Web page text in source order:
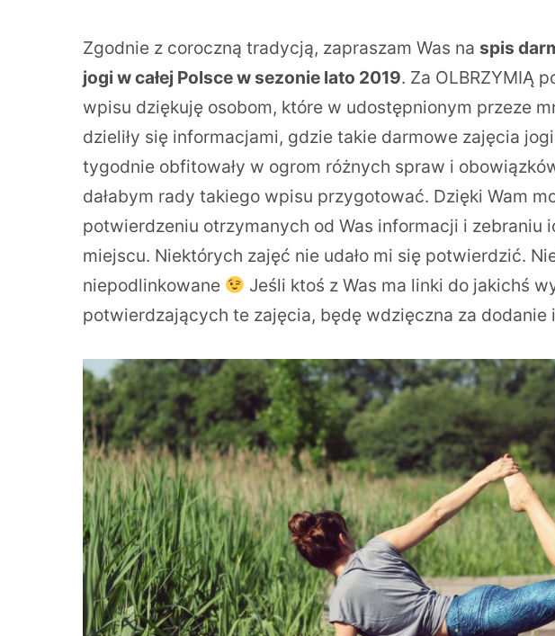
Zgodnie z coroczną tradycją, zapraszam Was na spis
jogi w całej Polsce w sezonie lato 2019. Za OLBRZYMIĄ
wpisu dziękuję osobom, które w udostępnionym przeze
dzieliły się informacjami, gdzie takie darmowe zajęcia
tygodnie obfitowały w ogrom różnych spraw i
dałabym rady takiego wpisu przygotować. Dzięki Wam
potwierdzeniu otrzymanych od Was informacji i zebraniu
miejscu. Niektórych zajęć nie udało mi się potwierdzić.
niepodlinkowane
Jeśli ktoś z Was ma linki do jakichś
potwierdzających te zajęcia, będę wdzięczna za dodanie